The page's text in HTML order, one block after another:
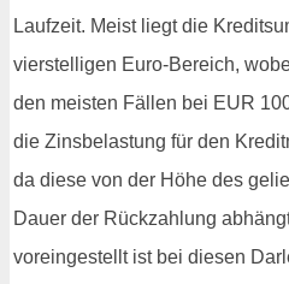
Laufzeit. Meist liegt die
vierstelligen Euro-Bereich,
den meisten Fällen bei EUR
die Zinsbelastung für den
da diese von der Höhe des
Dauer der Rückzahlung
voreingestellt ist bei diesen